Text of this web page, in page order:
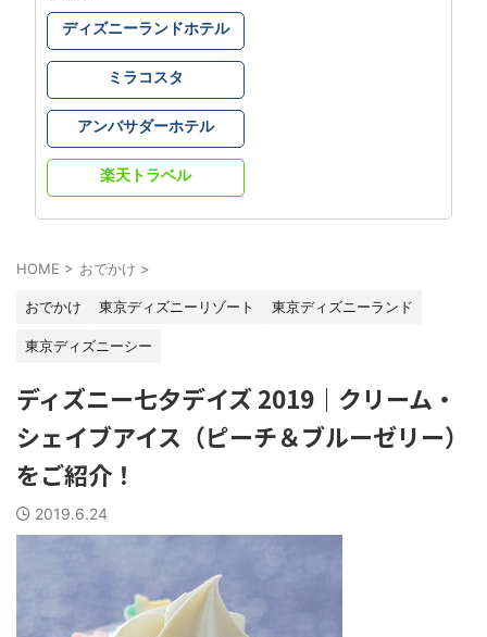
ディズニーランドホテル
ミラコスタ
アンバサダーホテル
楽天トラベル
HOME > おでかけ >
おでかけ 東京ディズニーリゾート 東京ディズニーランド
東京ディズニーシー
ディズニー七夕デイズ 2019｜クリーム・
シェイブアイス（ピーチ＆ブルーゼリー）
をご紹介！
2019.6.24